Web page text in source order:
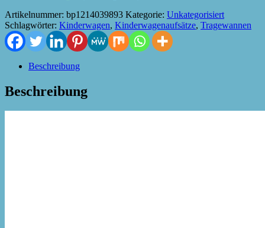
Artikelnummer: bp1214039893 Kategorie: Unkategorisiert
Schlagwörter: Kinderwagen, Kinderwagenaufsätze, Tragewannen
Beschreibung
Beschreibung